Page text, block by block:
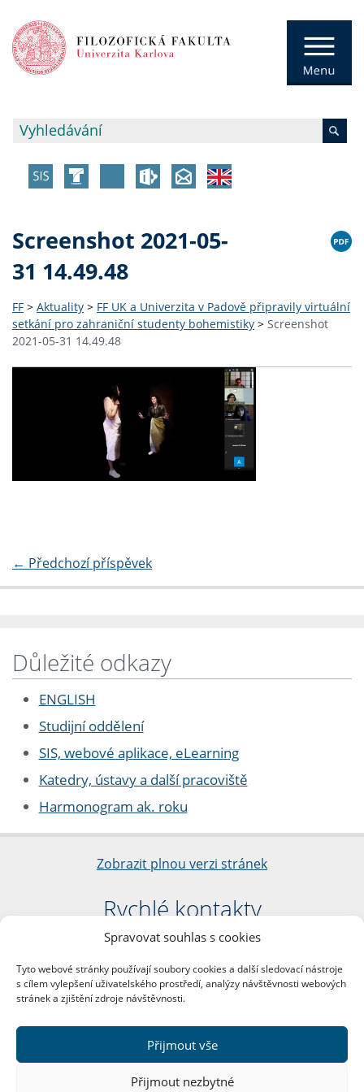
Spravovat souhlas s cookies
Tyto webové stránky používají soubory cookies a další sledovací nástroje
s cílem vylepšení uživatelského prostředí, analýzy návštěvnosti webových
stránek a zjištění zdroje návštěvnosti.
Přijmout vše
Přijmout nezbytné
Screenshot 2021-05-
31 14.49.48
FF > Aktuality > FF UK a Univerzita v Padově připravily virtuální
setkání pro zahraniční studenty bohemistiky > Screenshot
2021-05-31 14.49.48
← Předchozí příspěvek
Důležité odkazy
ENGLISH
Studijní oddělení
SIS, webové aplikace, eLearning
Katedry, ústavy a další pracoviště
Harmonogram ak. roku
Zobrazit plnou verzi stránek
Rychlé kontakty
Filozofická fakulta
nám. Jana Palacha 1/2
116 38 Praha 1
DIČ: CZ00216208
Další kontakty